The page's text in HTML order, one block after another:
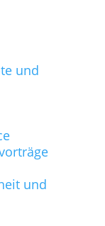
und
und